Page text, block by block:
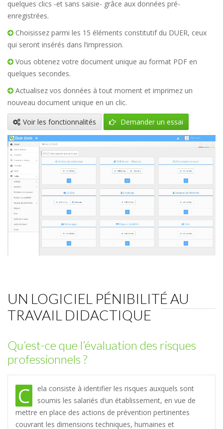
quelques clics -et sans saisie- grâce aux données pré-
enregistrées.
Choisissez parmi les 15 éléments constitutif du DUER, ceux
qui seront insérés dans l’impression.
Vous obtenez votre document unique au format PDF en
quelques secondes.
Actualisez vos données à tout moment et imprimez un
nouveau document unique en un clic.
Voir les fonctionnalités Demander un essai
UN LOGICIEL PÉNIBILITÉ AU
TRAVAIL DIDACTIQUE
Qu’est-ce que l’évaluation des risques
professionnels ?
C
ela consiste à identifier les risques auxquels sont
soumis les salariés d’un établissement, en vue de
mettre en place des actions de prévention pertinentes
couvrant les dimensions techniques, humaines et